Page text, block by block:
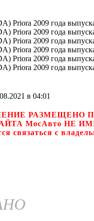
в 04:01
РАЗМЕЩЕНО
МосАвто НЕ
связаться с